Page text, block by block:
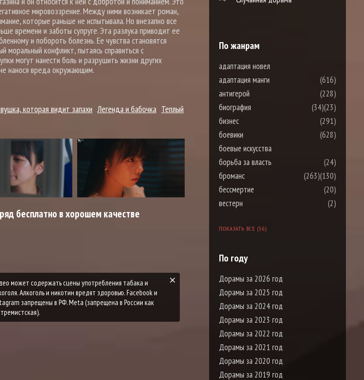
мировоззрение. Между ними возникает роман,
которые раньше не испытывала. Но внезапно все
времени и заботы супруге. Эта разлука приводит ее
и побороть болезнь. Ее чувства становятся
моральный конфликт, пытаясь справиться с
могут нанести боль и разрушить жизни других
нанося вреда окружающим.
которая видит запахи Легенда и бабочка Теплый
бесплатно в хорошем качестве
может содержать сцены употребления табака и
Алкоголь и никотин вредят здоровью. Facebook и
запрещены в РФ. Meta (запрещена в России как
По жанрам
адаптация новел
(616)
адаптация манги
(228)
антигерой
(23)
биография
(34)
бизнес
(291)
боевики
(628)
боевые искусства
(24)
борьба за власть
(130)
броманс
(263)
бессмертие
(20)
вестерн
(2)
ПОКАЗАТЬ ВСЕ (56)
По году
Дорамы за 2026 год
Дорамы за 2025 год
Дорамы за 2024 год
Дорамы за 2023 год
Дорамы за 2022 год
Дорамы за 2021 год
Дорамы за 2020 год
Дорамы за 2019 год